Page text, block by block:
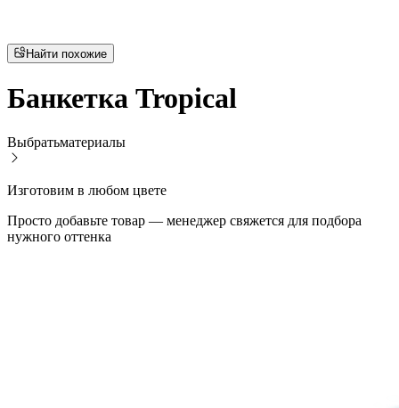
Найти похожие
Банкетка Tropical
Выбратьматериалы
Изготовим в любом цвете
Просто добавьте товар — менеджер свяжется для подбора
нужного оттенка